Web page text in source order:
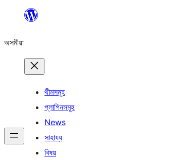
বিষয়বস্তুলৈ
অসমীয়া
থীমসমূহ
প্লাগিনসমূহ
News
সাহায্য
বিষয়